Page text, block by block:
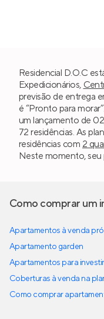
Residencial D.O.C
Expedicionários,
previsão de entrega
é “Pronto para
um lançamento de
72 residências. As
residências com 2
Neste momento, seu
Como comprar um
Apartamentos à venda
Apartamento garden
Apartamentos para investir
Coberturas à venda na
Como comprar